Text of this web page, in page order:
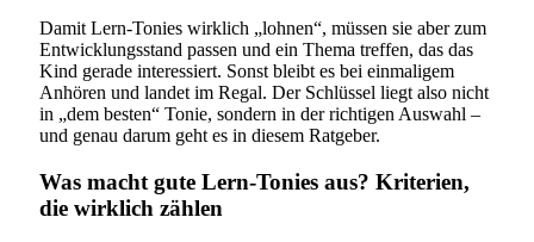
Damit Lern-Tonies wirklich „lohnen“, müssen sie aber zum
Entwicklungsstand passen und ein Thema treffen, das das
Kind gerade interessiert. Sonst bleibt es bei einmaligem
Anhören und landet im Regal. Der Schlüssel liegt also nicht
in „dem besten“ Tonie, sondern in der richtigen Auswahl –
und genau darum geht es in diesem Ratgeber.
Was macht gute Lern-Tonies aus? Kriterien,
die wirklich zählen